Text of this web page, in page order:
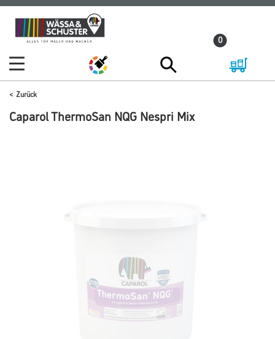
Zum
Inhalt
Zum
Navigationsmenü
0
Zurück
Caparol ThermoSan NQG Nespri Mix